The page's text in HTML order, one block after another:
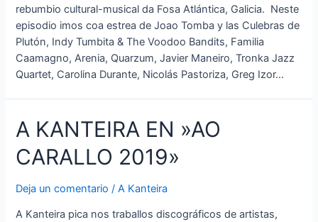
rebumbio cultural-musical da Fosa Atlántica, Galicia. Neste
episodio imos coa estrea de Joao Tomba y las Culebras de
Plutón, Indy Tumbita & The Voodoo Bandits, Familia
Caamagno, Arenia, Quarzum, Javier Maneiro, Tronka Jazz
Quartet, Carolina Durante, Nicolás Pastoriza, Greg Izor…
A KANTEIRA EN »AO
CARALLO 2019»
Deja un comentario /A Kanteira
A Kanteira pica nos traballos discográficos de artistas,